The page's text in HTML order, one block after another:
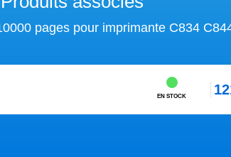
pages pour imprimante C834
EN STOCK